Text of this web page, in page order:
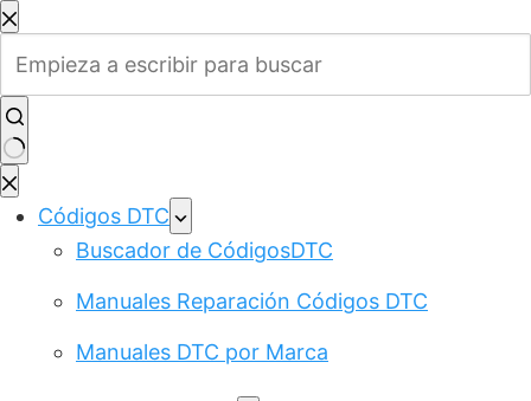
Saltar
al
contenido
Sin
resultados
Códigos DTC
Buscador de CódigosDTC
Manuales Reparación Códigos DTC
Manuales DTC por Marca